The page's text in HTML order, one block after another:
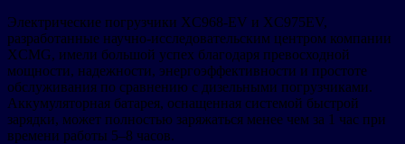
Электрические погрузчики XC968-EV и XC975EV,
разработанные научно-исследовательским центром компании
XCMG, имели большой успех благодаря превосходной
мощности, надежности, энергоэффективности и простоте
обслуживания по сравнению с дизельными погрузчиками.
Аккумуляторная батарея, оснащенная системой быстрой
зарядки, может полностью заряжаться менее чем за 1 час при
времени работы 5–8 часов.